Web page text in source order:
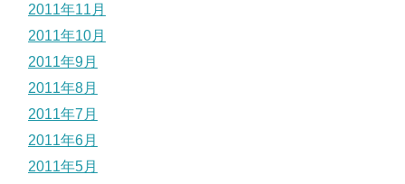
2011年11月
2011年10月
2011年9月
2011年8月
2011年7月
2011年6月
2011年5月